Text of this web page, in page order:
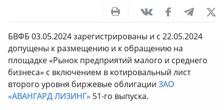
БВФБ 03.05.2024 зарегистрированы и с 22.05.2024
допущены к размещению и к обращению на
площадке «Рынок предприятий малого и среднего
бизнеса» с включением в котировальный лист
второго уровня биржевые облигации ЗАО
«АВАНГАРД ЛИЗИНГ» 51-го выпуска.